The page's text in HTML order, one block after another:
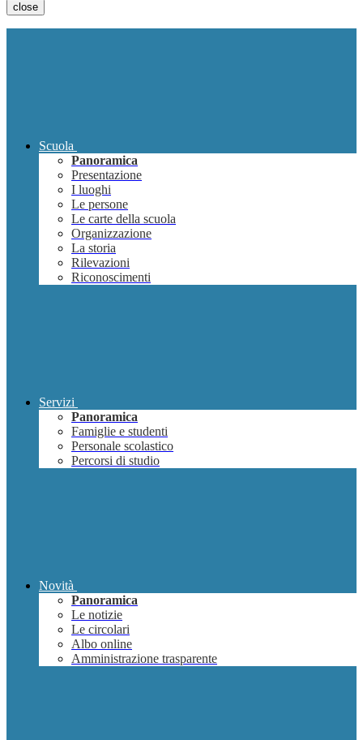
close
Scuola
Panoramica
Presentazione
I luoghi
Le persone
Le carte della scuola
Organizzazione
La storia
Rilevazioni
Riconoscimenti
Servizi
Panoramica
Famiglie e studenti
Personale scolastico
Percorsi di studio
Novità
Panoramica
Le notizie
Le circolari
Albo online
Amministrazione trasparente